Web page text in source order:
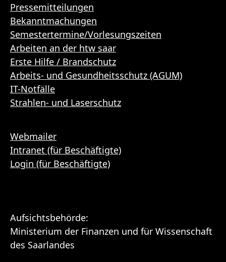
Pressemitteilungen
Bekanntmachungen
Semestertermine/Vorlesungszeiten
Arbeiten an der htw saar
Erste Hilfe / Brandschutz
Arbeits- und Gesundheitsschutz (AGUM)
IT-Notfälle
Strahlen- und Laserschutz
Webmailer
Intranet (für Beschäftigte)
Login (für Beschäftigte)
Aufsichtsbehörde:
Ministerium der Finanzen und für Wissenschaft
des Saarlandes